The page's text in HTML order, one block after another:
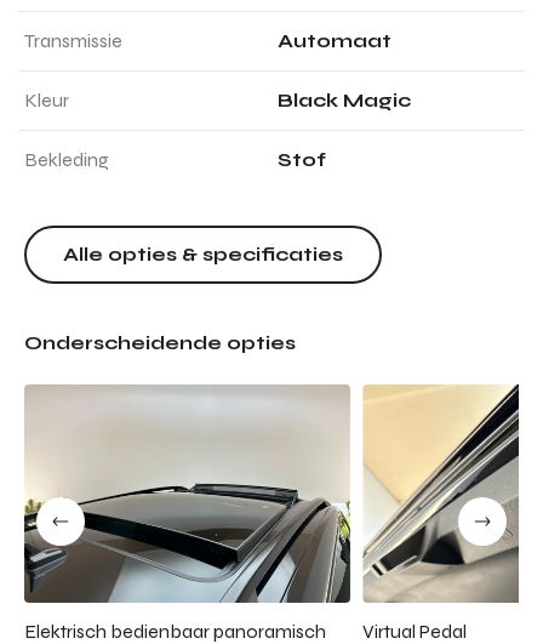
Transmissie Automaat
Kleur Black Magic
Bekleding Stof
Alle opties & specificaties
Onderscheidende opties
Elektrisch bedienbaar panoramisch
Virtual Pedal